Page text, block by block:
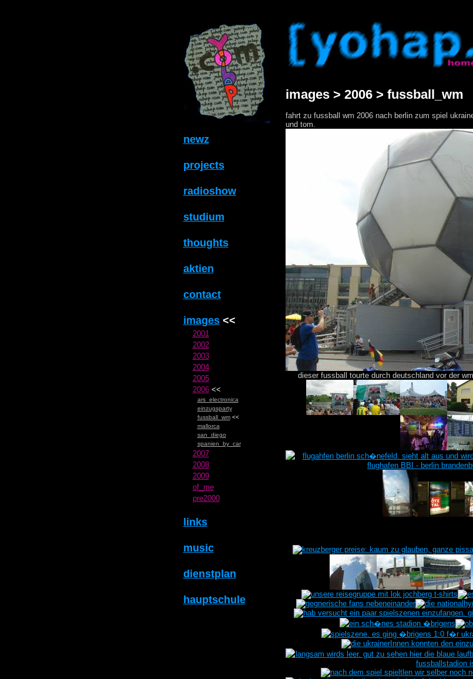
newz
projects
radioshow
studium
thoughts
aktien
contact
images<<
2001
2002
2003
2004
2005
2006<<
ars_electronica
einzugsparty
fussball_wm<<
mallorca
san_diego
spanien_by_car
2007
2008
2009
of_me
pre2000
links
music
dienstplan
hauptschule
images > 2006 > fussball_wm
fahrt zu fussball wm 2006 nach berlin zum spiel
und tom.
dieser fussball tourte durch deutschland vor der